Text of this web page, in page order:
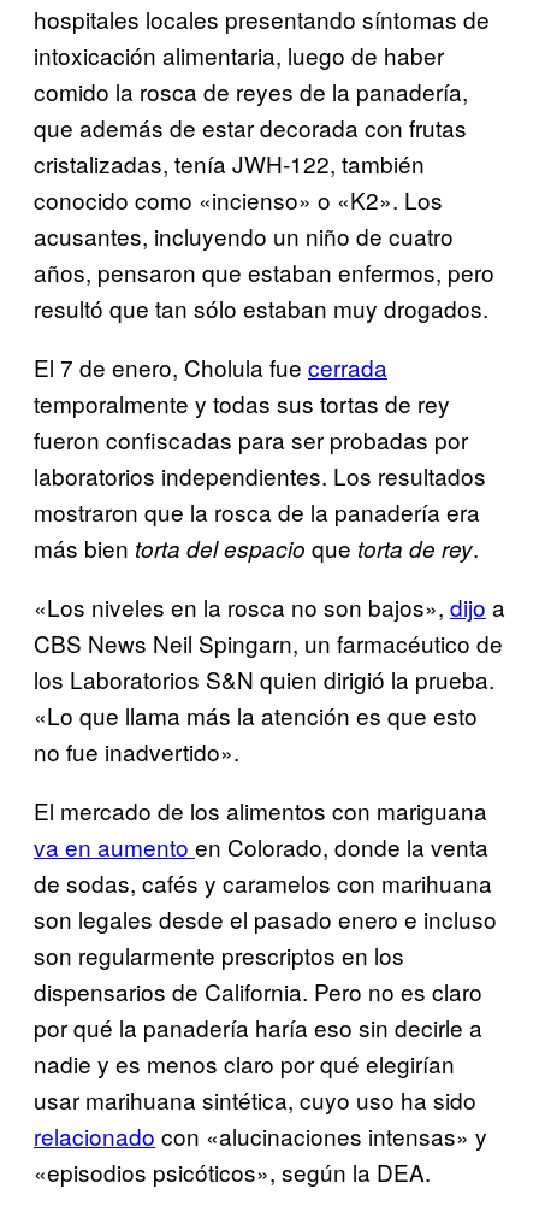
hospitales locales presentando síntomas de
intoxicación alimentaria, luego de haber
comido la rosca de reyes de la panadería,
que además de estar decorada con frutas
cristalizadas, tenía JWH-122, también
conocido como «incienso» o «K2». Los
acusantes, incluyendo un niño de cuatro
años, pensaron que estaban enfermos, pero
resultó que tan sólo estaban muy drogados.
El 7 de enero, Cholula fue cerrada
temporalmente y todas sus tortas de rey
fueron confiscadas para ser probadas por
laboratorios independientes. Los resultados
mostraron que la rosca de la panadería era
más bien torta del espacio que torta de rey.
«Los niveles en la rosca no son bajos», dijo a
CBS News Neil Spingarn, un farmacéutico de
los Laboratorios S&N quien dirigió la prueba.
«Lo que llama más la atención es que esto
no fue inadvertido».
El mercado de los alimentos con mariguana
va en aumento en Colorado, donde la venta
de sodas, cafés y caramelos con marihuana
son legales desde el pasado enero e incluso
son regularmente prescriptos en los
dispensarios de California. Pero no es claro
por qué la panadería haría eso sin decirle a
nadie y es menos claro por qué elegirían
usar marihuana sintética, cuyo uso ha sido
relacionado con «alucinaciones intensas» y
«episodios psicóticos», según la DEA.